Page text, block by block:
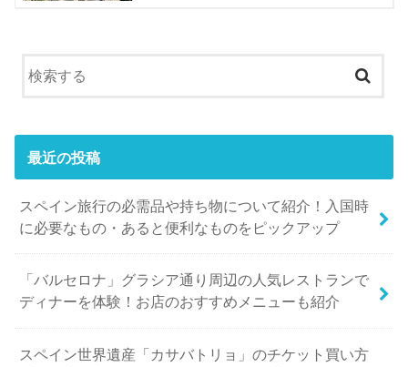
最近の投稿
スペイン旅行の必需品や持ち物について紹介！入国時
に必要なもの・あると便利なものをピックアップ
「バルセロナ」グラシア通り周辺の人気レストランで
ディナーを体験！お店のおすすめメニューも紹介
スペイン世界遺産「カサバトリョ」のチケット買い方